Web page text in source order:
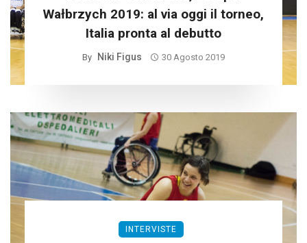
Wałbrzych 2019: al via oggi il torneo,
Italia pronta al debutto
By Niki Figus 30 Agosto 2019
INTERVISTE